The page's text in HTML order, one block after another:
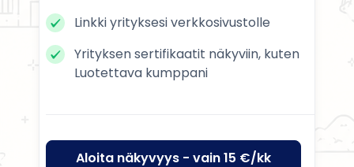
Linkki yrityksesi verkkosivustolle
Yrityksen sertifikaatit näkyviin, kuten
Luotettava kumppani
Aloita näkyvyys - vain 15 €/kk